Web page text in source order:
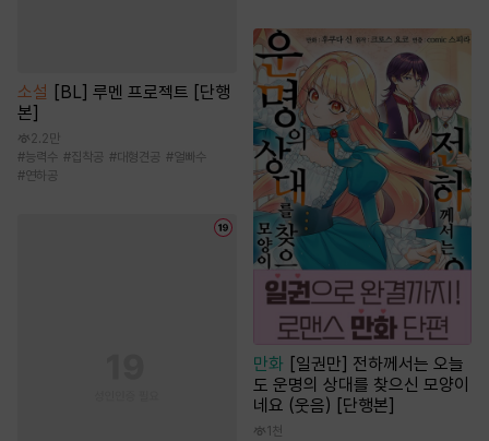
소설 [BL] 루멘 프로젝트 [단행
본]
2.2만
#능력수 #집착공 #대형견공 #얼빠수
#연하공
만화 [일권만] 전하께서는 오늘
도 운명의 상대를 찾으신 모양이
네요 (웃음) [단행본]
1천